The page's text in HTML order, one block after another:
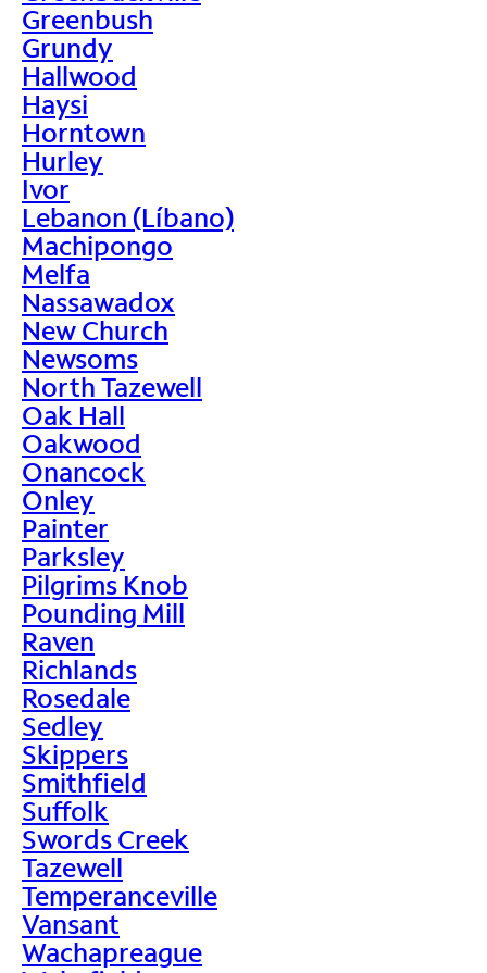
Greenbush
Grundy
Hallwood
Haysi
Horntown
Hurley
Ivor
Lebanon (Líbano)
Machipongo
Melfa
Nassawadox
New Church
Newsoms
North Tazewell
Oak Hall
Oakwood
Onancock
Onley
Painter
Parksley
Pilgrims Knob
Pounding Mill
Raven
Richlands
Rosedale
Sedley
Skippers
Smithfield
Suffolk
Swords Creek
Tazewell
Temperanceville
Vansant
Wachapreague